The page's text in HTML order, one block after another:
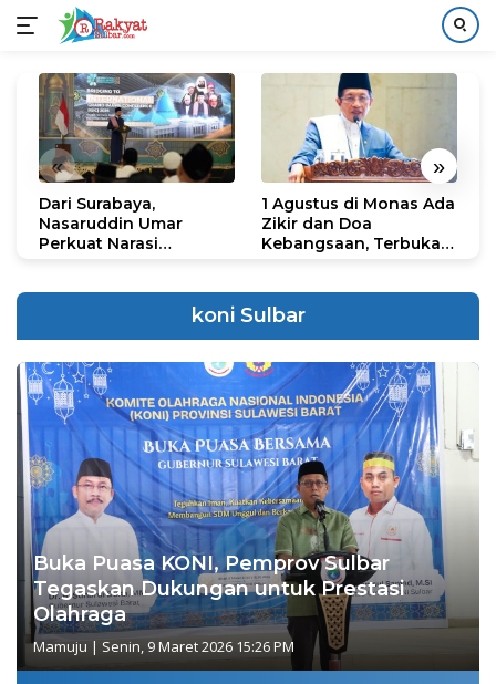
konten
« »
Dari Surabaya,
Nasaruddin Umar
Perkuat Narasi
1 Agustus di Monas Ada
Zikir dan Doa
Kebangsaan, Terbuka
koni Sulbar
Buka Puasa KONI, Pemprov Sulbar
Tegaskan Dukungan untuk Prestasi
Olahraga
Mamuju | Senin, 9 Maret 2026 15:26 PM